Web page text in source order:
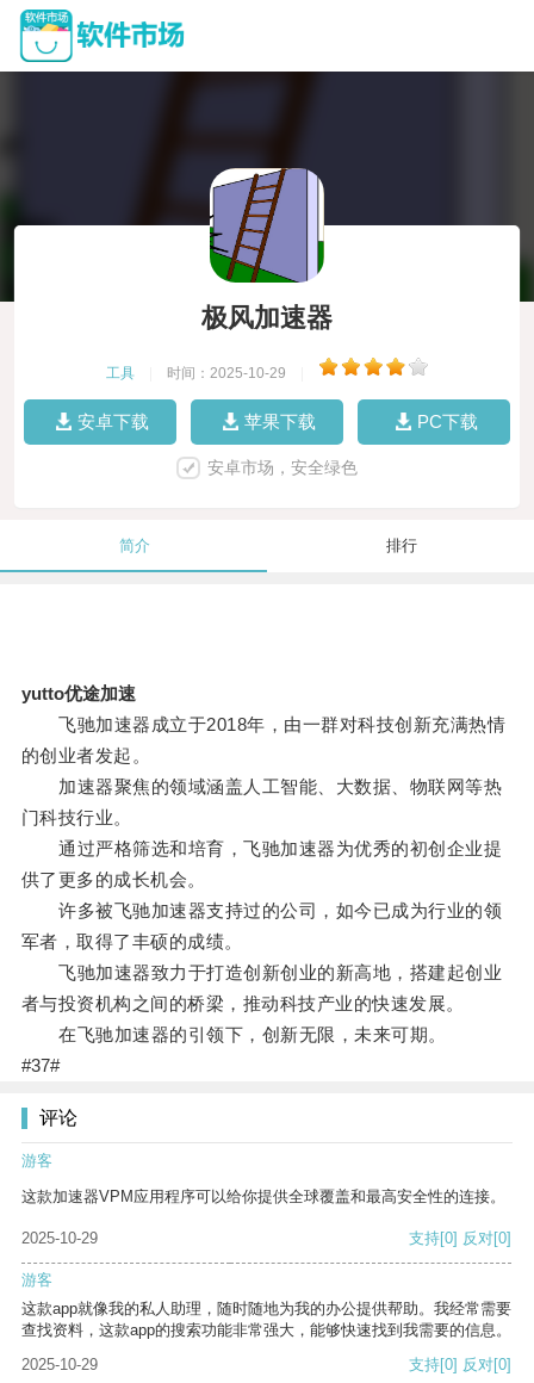
极风加速器
工具 时间：2025-10-29
安卓下载 苹果下载 PC下载
安卓市场，安全绿色
简介 排行
yutto优途加速
飞驰加速器成立于2018年，由一群对科技创新充满热情
的创业者发起。
加速器聚焦的领域涵盖人工智能、大数据、物联网等热
门科技行业。
通过严格筛选和培育，飞驰加速器为优秀的初创企业提
供了更多的成长机会。
许多被飞驰加速器支持过的公司，如今已成为行业的领
军者，取得了丰硕的成绩。
飞驰加速器致力于打造创新创业的新高地，搭建起创业
者与投资机构之间的桥梁，推动科技产业的快速发展。
在飞驰加速器的引领下，创新无限，未来可期。
#37#
评论
游客
这款加速器VPM应用程序可以给你提供全球覆盖和最高安全性的连接。
2025-10-29 支持[0] 反对[0]
游客
这款app就像我的私人助理，随时随地为我的办公提供帮助。我经常需要
查找资料，这款app的搜索功能非常强大，能够快速找到我需要的信息。
2025-10-29
支持[0] 反对[0]